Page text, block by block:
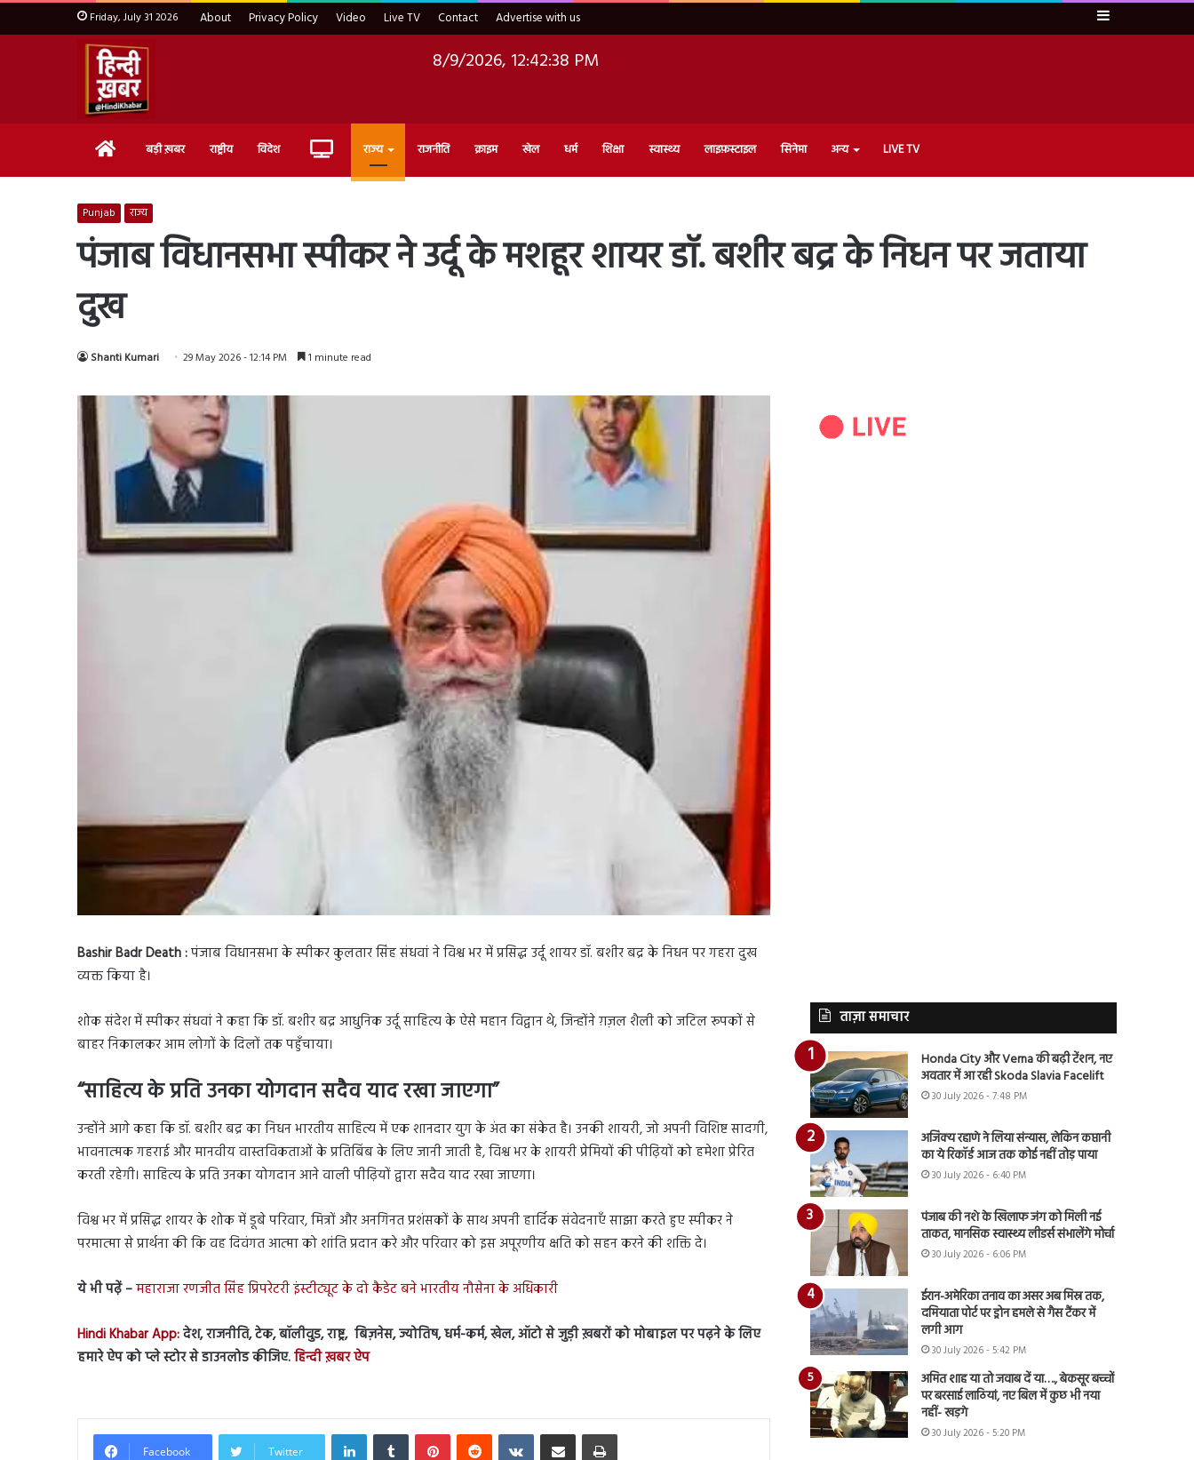
Friday, July 31 2026 About Privacy Policy Video Live TV Contact Advertise with us Sidebar
8/9/2026, 12:42:40 PM
Home बड़ी ख़बर राष्ट्रीय विदेश Live राज्य राजनीति क्राइम खेल धर्म शिक्षा स्वास्थ्य लाइफ़स्टाइल सिनेमा अन्य LIVE TV
Punjab राज्य
पंजाब विधानसभा स्पीकर ने उर्दू के मशहूर शायर डॉ. बशीर बद्र के निधन पर जताया
दुख
Shanti Kumari 29 May 2026 - 12:14 PM 1 minute read
Bashir Badr Death :पंजाब विधानसभा के स्पीकर कुलतार सिंह संधवां ने विश्व भर में प्रसिद्ध उर्दू शायर डॉ. बशीर बद्र के निधन पर गहरा दुख
व्यक्त किया है।
शोक संदेश में स्पीकर संधवां ने कहा कि डॉ. बशीर बद्र आधुनिक उर्दू साहित्य के ऐसे महान विद्वान थे, जिन्होंने ग़ज़ल शैली को जटिल रूपकों से
बाहर निकालकर आम लोगों के दिलों तक पहुँचाया।
“साहित्य के प्रति उनका योगदान सदैव याद रखा जाएगा”
उन्होंने आगे कहा कि डॉ. बशीर बद्र का निधन भारतीय साहित्य में एक शानदार युग के अंत का संकेत है। उनकी शायरी, जो अपनी विशिष्ट सादगी,
भावनात्मक गहराई और मानवीय वास्तविकताओं के प्रतिबिंब के लिए जानी जाती है, विश्व भर के शायरी प्रेमियों की पीढ़ियों को हमेशा प्रेरित
करती रहेगी। साहित्य के प्रति उनका योगदान आने वाली पीढ़ियों द्वारा सदैव याद रखा जाएगा।
विश्व भर में प्रसिद्ध शायर के शोक में डूबे परिवार, मित्रों और अनगिनत प्रशंसकों के साथ अपनी हार्दिक संवेदनाएँ साझा करते हुए स्पीकर ने
परमात्मा से प्रार्थना की कि वह दिवंगत आत्मा को शांति प्रदान करे और परिवार को इस अपूरणीय क्षति को सहन करने की शक्ति दे।
ये भी पढ़ें –महाराजा रणजीत सिंह प्रिपरेटरी इंस्टीट्यूट के दो कैडेट बने भारतीय नौसेना के अधिकारी
Hindi Khabar App:देश, राजनीति, टेक, बॉलीवुड, राष्ट्र, बिज़नेस, ज्योतिष, धर्म-कर्म, खेल, ऑटो से जुड़ी ख़बरों को मोबाइल पर पढ़ने के लिए
हमारे ऐप को प्ले स्टोर से डाउनलोड कीजिए.हिन्दी ख़बर ऐप
Facebook Twitter
LinkedInTumblr PinterestReddit VKontakteShare via Email Print
ताज़ा समाचार
Honda City और Verna की बढ़ी टेंशन, नए
अवतार में आ रही Skoda Slavia Facelift
30 July 2026 - 7:48 PM
अजिंक्य रहाणे ने लिया संन्यास, लेकिन कप्तानी
का ये रिकॉर्ड आज तक कोई नहीं तोड़ पाया
30 July 2026 - 6:40 PM
पंजाब की नशे के खिलाफ जंग को मिली नई
ताकत, मानसिक स्वास्थ्य लीडर्स संभालेंगे मोर्चा
30 July 2026 - 6:06 PM
ईरान-अमेरिका तनाव का असर अब मिस्र तक,
दमियाता पोर्ट पर ड्रोन हमले से गैस टैंकर में
लगी आग
30 July 2026 - 5:42 PM
अमित शाह या तो जवाब दें या…., बेकसूर बच्चों
पर बरसाई लाठियां, नए बिल में कुछ भी नया
नहीं- खड़गे
30 July 2026 - 5:20 PM